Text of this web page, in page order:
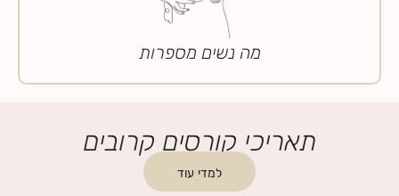
מה נשים מספרות
תאריכי קורסים קרובים
למדי עוד